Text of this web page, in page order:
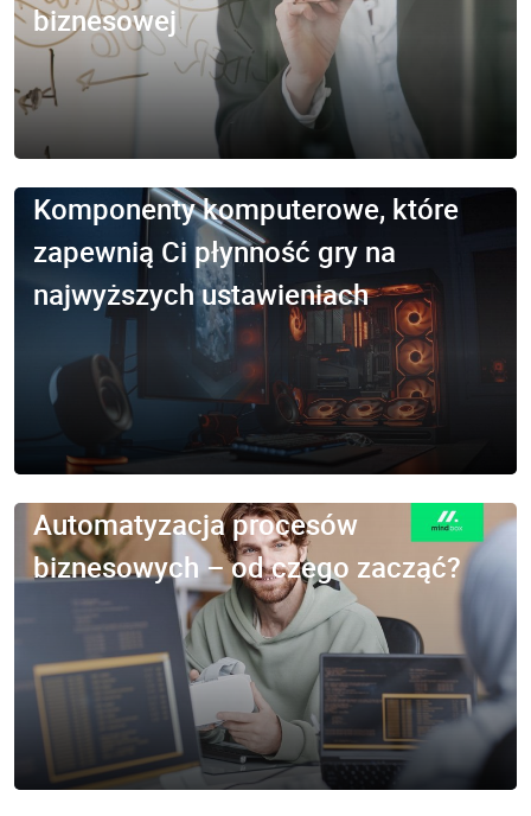
biznesowej
Komponenty komputerowe, które
zapewnią Ci płynność gry na
najwyższych ustawieniach
Automatyzacja procesów
biznesowych – od czego zacząć?